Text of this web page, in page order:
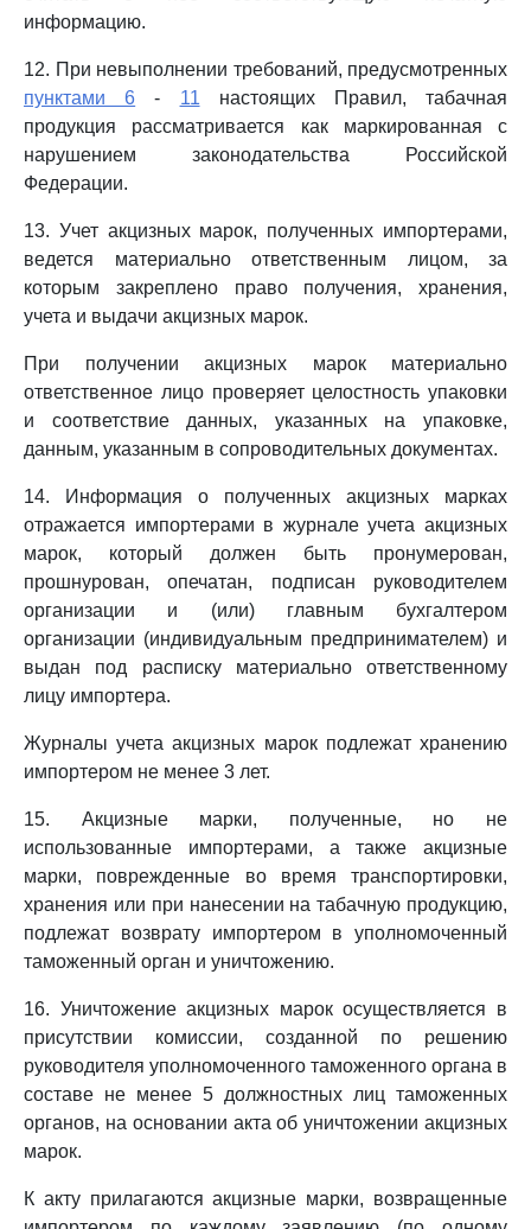
информацию.
12. При невыполнении требований, предусмотренных
пунктами 6 - 11 настоящих Правил, табачная
продукция рассматривается как маркированная с
нарушением законодательства Российской
Федерации.
13. Учет акцизных марок, полученных импортерами,
ведется материально ответственным лицом, за
которым закреплено право получения, хранения,
учета и выдачи акцизных марок.
При получении акцизных марок материально
ответственное лицо проверяет целостность упаковки
и соответствие данных, указанных на упаковке,
данным, указанным в сопроводительных документах.
14. Информация о полученных акцизных марках
отражается импортерами в журнале учета акцизных
марок, который должен быть пронумерован,
прошнурован, опечатан, подписан руководителем
организации и (или) главным бухгалтером
организации (индивидуальным предпринимателем) и
выдан под расписку материально ответственному
лицу импортера.
Журналы учета акцизных марок подлежат хранению
импортером не менее 3 лет.
15. Акцизные марки, полученные, но не
использованные импортерами, а также акцизные
марки, поврежденные во время транспортировки,
хранения или при нанесении на табачную продукцию,
подлежат возврату импортером в уполномоченный
таможенный орган и уничтожению.
16. Уничтожение акцизных марок осуществляется в
присутствии комиссии, созданной по решению
руководителя уполномоченного таможенного органа в
составе не менее 5 должностных лиц таможенных
органов, на основании акта об уничтожении акцизных
марок.
К акту прилагаются акцизные марки, возвращенные